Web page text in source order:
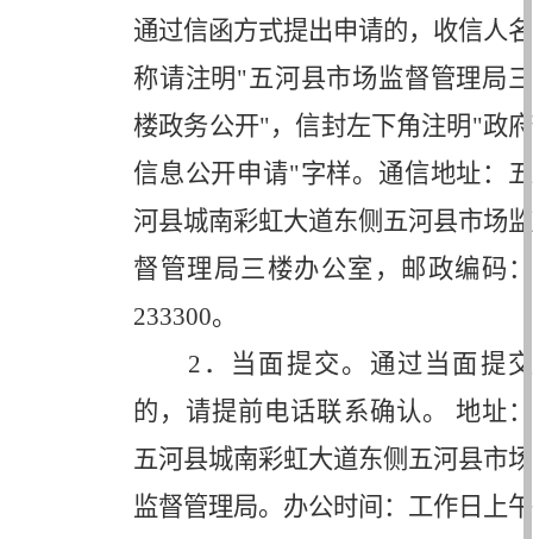
通过信函方式提出申请的，收信人名
称请注明"五河县市场监督管理局三
楼政务公开"，信封左下角注明"政府
信息公开申请"字样。通信地址：五
河县城南彩虹大道东侧五河县市场监
督管理局三楼办公室，邮政编码：
233300。
2 ．当面提交。通过当面提交
的，请提前电话联系确认。 地址：
五河县城南彩虹大道东侧五河县市场
监督管理局。办公时间：工作日上午